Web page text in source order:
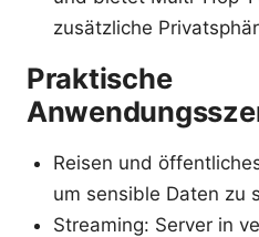
zusätzliche
Praktische
Reisen und
um sensible Daten zu
Streaming: Server in